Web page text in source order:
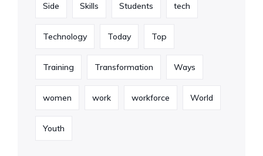
Side Skills Students tech
Technology Today Top
Training Transformation Ways
women work workforce World
Youth